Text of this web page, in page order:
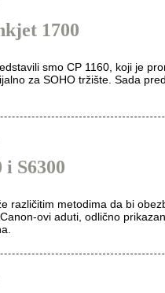
1700
smo CP 1160, koji je
za SOHO tržište. Sada
i S6300
različitim metodima da bi
ovi aduti, odlično